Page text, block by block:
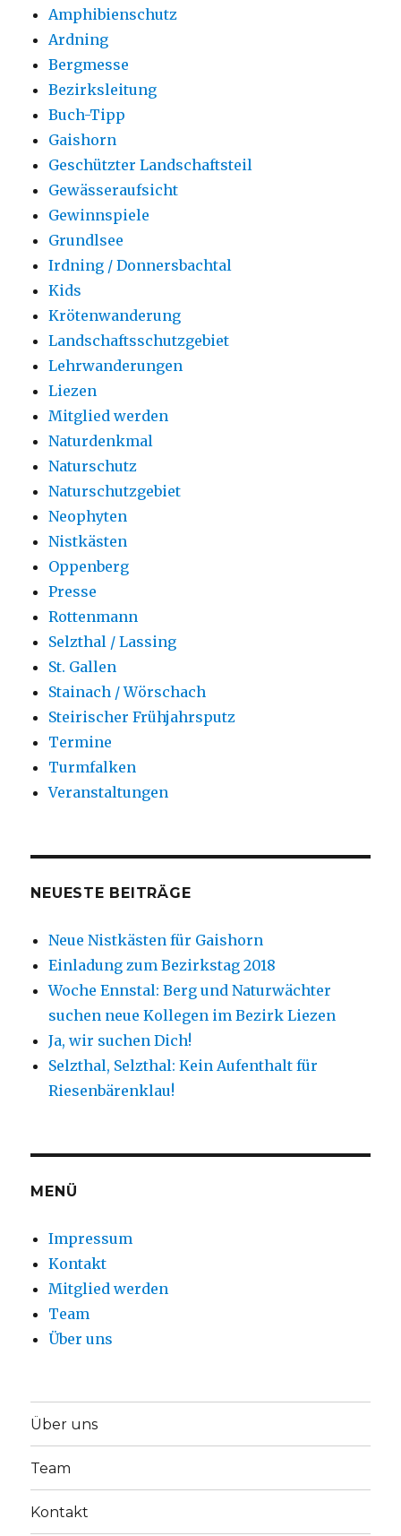
Amphibienschutz
Ardning
Bergmesse
Bezirksleitung
Buch-Tipp
Gaishorn
Geschützter Landschaftsteil
Gewässeraufsicht
Gewinnspiele
Grundlsee
Irdning / Donnersbachtal
Kids
Krötenwanderung
Landschaftsschutzgebiet
Lehrwanderungen
Liezen
Mitglied werden
Naturdenkmal
Naturschutz
Naturschutzgebiet
Neophyten
Nistkästen
Oppenberg
Presse
Rottenmann
Selzthal / Lassing
St. Gallen
Stainach / Wörschach
Steirischer Frühjahrsputz
Termine
Turmfalken
Veranstaltungen
NEUESTE BEITRÄGE
Neue Nistkästen für Gaishorn
Einladung zum Bezirkstag 2018
Woche Ennstal: Berg und Naturwächter
suchen neue Kollegen im Bezirk Liezen
Ja, wir suchen Dich!
Selzthal, Selzthal: Kein Aufenthalt für
Riesenbärenklau!
MENÜ
Impressum
Kontakt
Mitglied werden
Team
Über uns
Über uns
Team
Kontakt